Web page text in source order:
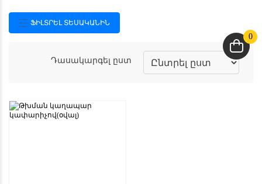
0
ՖԻԼՏՐԵԼ ՏԵՍԱԿԱՆԻՆ
Դասակարգել ըստ